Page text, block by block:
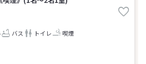
バス トイレ 喫煙